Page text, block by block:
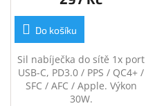
Do košíku
Sil nabíječka do sítě 1x port
USB-C, PD3.0 / PPS / QC4+ /
SFC / AFC / Apple. Výkon
30W.